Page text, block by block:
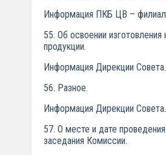
Информация ПКБ ЦВ –
55. Об освоении изготовления
продукции.
Информация Дирекции Совета.
56. Разное.
Информация Дирекции Совета.
57. О месте и дате
заседания Комиссии.